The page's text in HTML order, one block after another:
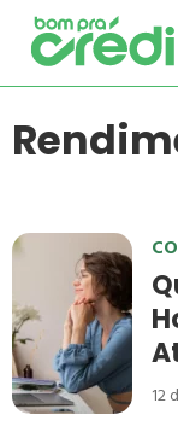
12